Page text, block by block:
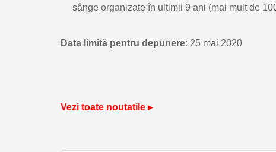
sânge organizate în ultimii 9 ani (mai mult de
Data limită pentru depunere: 25 mai 2020
Vezi toate noutatile ▸